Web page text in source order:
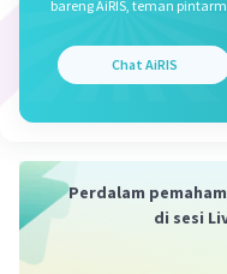
= harga kipas
%diskon kipas
= 425.000/
=
bareng AiRIS, teman
Chat AiRIS
Perdalam
di sesi